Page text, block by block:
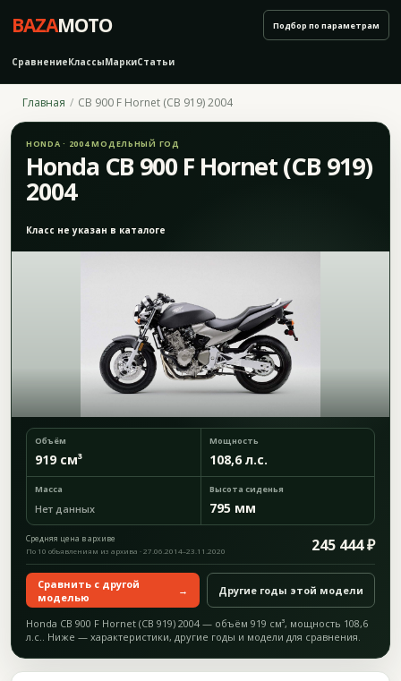
BAZAMOTO
СравнениеКлассыМаркиСтатьи
Подбор по параметрам
Главная CB 900 F Hornet (CB 919) 2004
HONDA · 2004 МОДЕЛЬНЫЙ ГОД
Honda CB 900 F Hornet (CB 919)
2004
Класс не указан в каталоге
Объём
919 см³
Мощность
108,6 л.с.
Масса
Нет данных
Высота сиденья
795 мм
Средняя цена в архиве 245 444 ₽
По 10 объявлениям из архива · 27.06.2014–23.11.2020
Сравнить с другой
моделью
→ Другие годы этой модели
Honda CB 900 F Hornet (CB 919) 2004 — объём 919 см³, мощность 108,6
л.с.. Ниже — характеристики, другие годы и модели для сравнения.